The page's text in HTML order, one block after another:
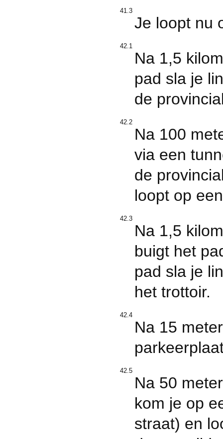
41.3
Je loopt nu
42.1
Na 1,5
pad sla je
de
42.2
Na 100
via een
de
loopt op
42.3
Na 1,5
buigt het
pad sla je
het trottoir.
42.4
Na 15
42.5
Na 50
kom je op
straat) en